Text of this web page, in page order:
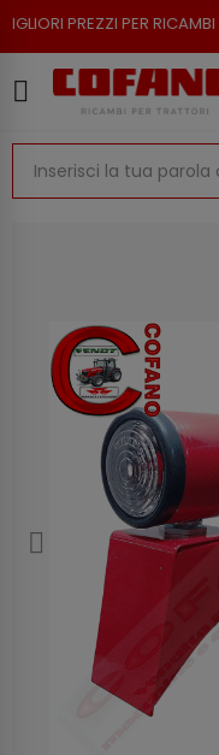
PER RICAMBI PER